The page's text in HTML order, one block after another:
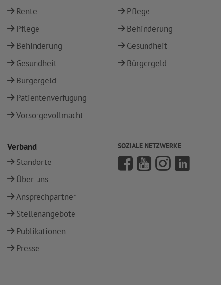
Rente
Pflege
Behinderung
Gesundheit
Bürgergeld
Patientenverfügung
Vorsorgevollmacht
Pflege
Behinderung
Gesundheit
Bürgergeld
Verband
Standorte
Über uns
Ansprechpartner
Stellenangebote
Publikationen
Presse
SOZIALE NETZWERKE